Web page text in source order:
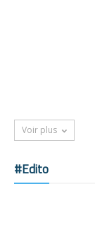
Voir plus
#Edito